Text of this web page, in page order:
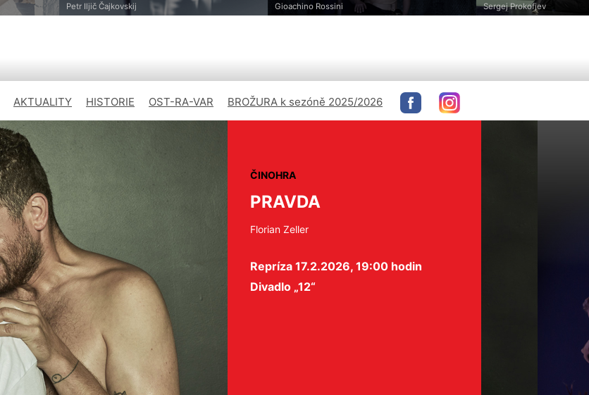
Petr Iljič Čajkovskij Gioachino Rossini Sergej Prokofjev
AKTUALITY HISTORIE OST-RA-VAR BROŽURA k sezóně 2025/2026
ČINOHRA
PRAVDA
Florian Zeller
Repríza 17.2.2026, 19:00 hodin
Divadlo „12“